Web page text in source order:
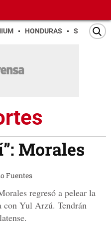
HONDURAS SAN PEDRO
Morales
Fuentes
regresó a pelear la
Yul Arzú. Tendrán